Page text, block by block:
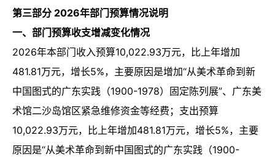
第三部分 2026年部门预算情况说明
一、部门预算收支增减变化情况
2026年本部门收入预算10,022.93万元，比上年增加
481.81万元，增长5%，主要原因是增加“从美术革命到新
中国图式的广东实践（1900-1978）固定陈列展”、广东美
术馆二沙岛馆区紧急维修资金等经费；支出预算
10,022.93万元，比上年增加481.81万元，增长5%，主要
原因是“从美术革命到新中国图式的广东实践（1900-